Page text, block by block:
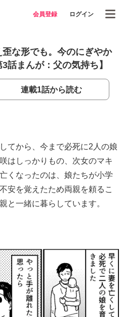
会員登録 ログイン
な形でも。今のにぎやか
話まんが：父の気持ち】
連載1話から読む
てから、今まで必死に2人の娘
はしっかりもの、次女のマキ
くなったのは、娘たちが小学
安を覚えたため両親を頼るこ
と一緒に暮らしています。